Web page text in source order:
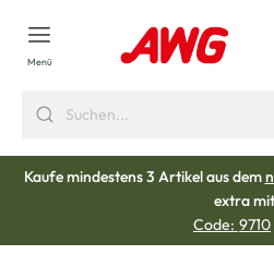
springen
Menü
Kaufe mindestens 3 Artikel aus dem
extra mit
Code: 9710